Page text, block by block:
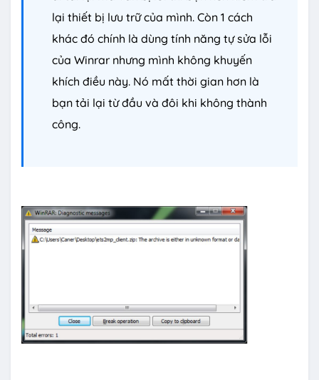
lại thiết bị lưu trữ của mình. Còn 1 cách
khác đó chính là dùng tính năng tự sửa lỗi
của Winrar nhưng mình không khuyến
khích điều này. Nó mất thời gian hơn là
bạn tải lại từ đầu và đôi khi không thành
công.